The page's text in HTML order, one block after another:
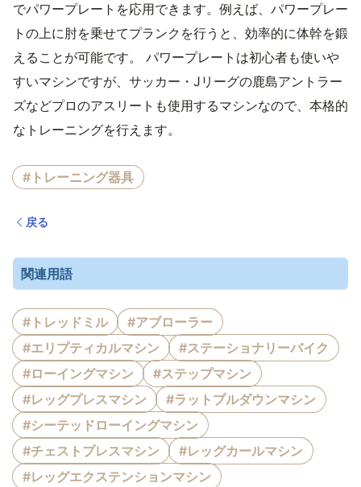
でパワープレートを応用できます。例えば、パワープレー
トの上に肘を乗せてプランクを行うと、効率的に体幹を鍛
えることが可能です。 パワープレートは初心者も使いや
すいマシンですが、サッカー・Jリーグの鹿島アントラー
ズなどプロのアスリートも使用するマシンなので、本格的
なトレーニングを行えます。
#トレーニング器具
戻る
関連用語
#トレッドミル
#アブローラー
#エリプティカルマシン
#ステーショナリーバイク
#ローイングマシン
#ステップマシン
#レッグプレスマシン
#ラットプルダウンマシン
#シーテッドローイングマシン
#チェストプレスマシン
#レッグカールマシン
#レッグエクステンションマシン